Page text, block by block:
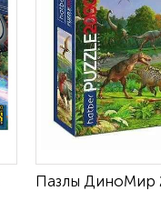
Пазлы ДиноМир